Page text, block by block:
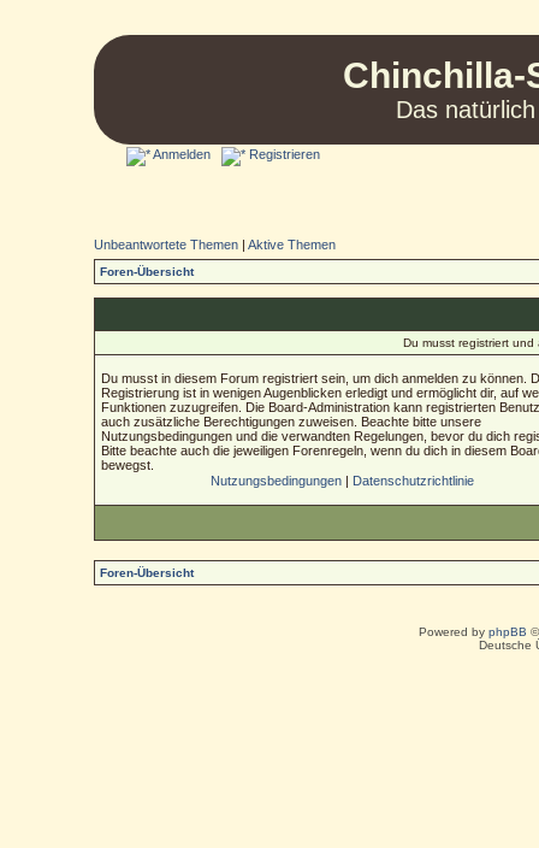
Chinchilla-
Das
Anmelden Registrieren
Unbeantwortete Themen |Aktive Themen
Foren-Übersicht
Du musst registriert
Du musst in diesem Forum registriert sein, um dich anmelden zu können.
Registrierung ist in wenigen Augenblicken erledigt und ermöglicht dir, auf
Funktionen zuzugreifen. Die Board-Administration kann registrierten
auch zusätzliche Berechtigungen zuweisen. Beachte bitte unsere
Nutzungsbedingungen und die verwandten Regelungen, bevor du dich
Bitte beachte auch die jeweiligen Forenregeln, wenn du dich in diesem
bewegst.
Nutzungsbedingungen| Datenschutzrichtlinie
Foren-Übersicht
Powered by phpBB
Deutsche